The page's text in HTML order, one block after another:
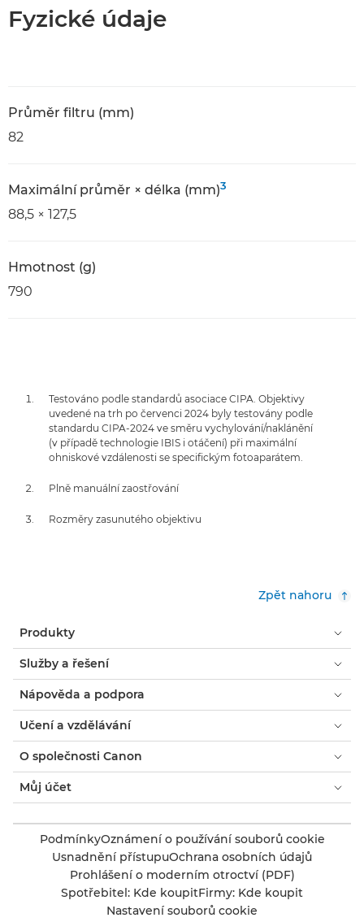
Fyzické údaje
Průměr filtru (mm)
82
Maximální průměr × délka (mm)3
88,5 × 127,5
Hmotnost (g)
790
Testováno podle standardů asociace CIPA. Objektivy
uvedené na trh po červenci 2024 byly testovány podle
standardu CIPA-2024 ve směru vychylování/naklánění
(v případě technologie IBIS i otáčení) při maximální
ohniskové vzdálenosti se specifickým fotoaparátem.
Plně manuální zaostřování
Rozměry zasunutého objektivu
Zpět nahoru
Produkty
Služby a řešení
Nápověda a podpora
Učení a vzdělávání
O společnosti Canon
Můj účet
PodmínkyOznámení o používání souborů cookie
Usnadnění přístupuOchrana osobních údajů
Prohlášení o moderním otroctví (PDF)
Spotřebitel: Kde koupitFirmy: Kde koupit
Nastavení souborů cookie